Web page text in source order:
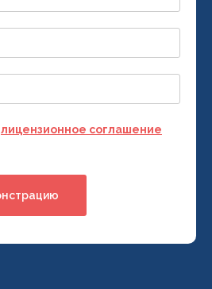
лицензионное соглашение